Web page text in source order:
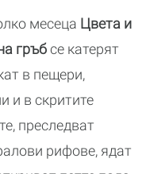
месеца Цвета и
гръбсе катерят
в пещери,
и в скритите
преследват
рифове, ядат